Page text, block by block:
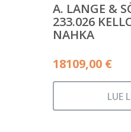
A. LANGE &
233.026
NAHKA
18109,00 €
LUE